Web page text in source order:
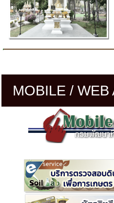
MOBILE /